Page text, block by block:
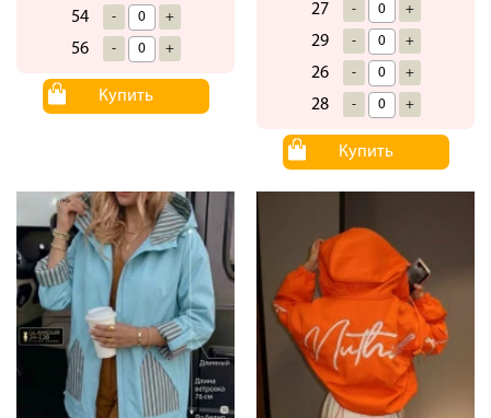
54 - +
56 - +
Купить
27 - +
29 - +
26 - +
28 - +
Купить